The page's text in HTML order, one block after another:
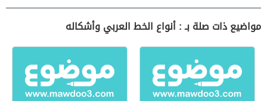
مواضيع ذات صلة بـ : أنواع الخط العربي وأشكاله